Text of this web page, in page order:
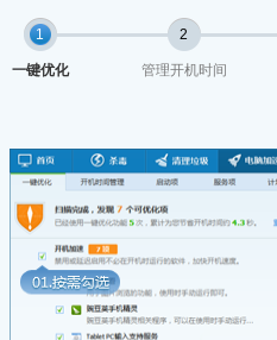
1 2
1
一键优化 管理开机时间